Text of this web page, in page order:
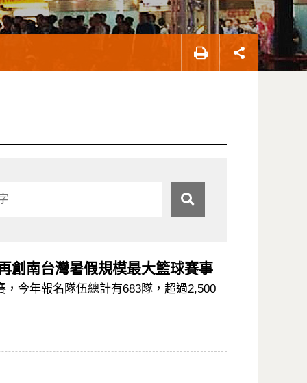
創南台灣暑假規模最大籃球賽事
今年報名隊伍總計有683隊，超過2,500